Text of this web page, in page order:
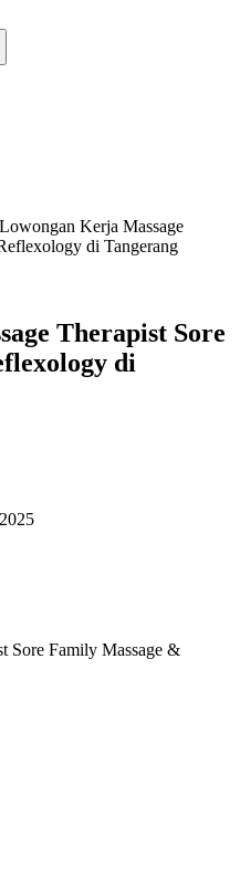
Lowongan Kerja Massage
di Tangerang
Therapist Sore
di
Sore Family Massage &